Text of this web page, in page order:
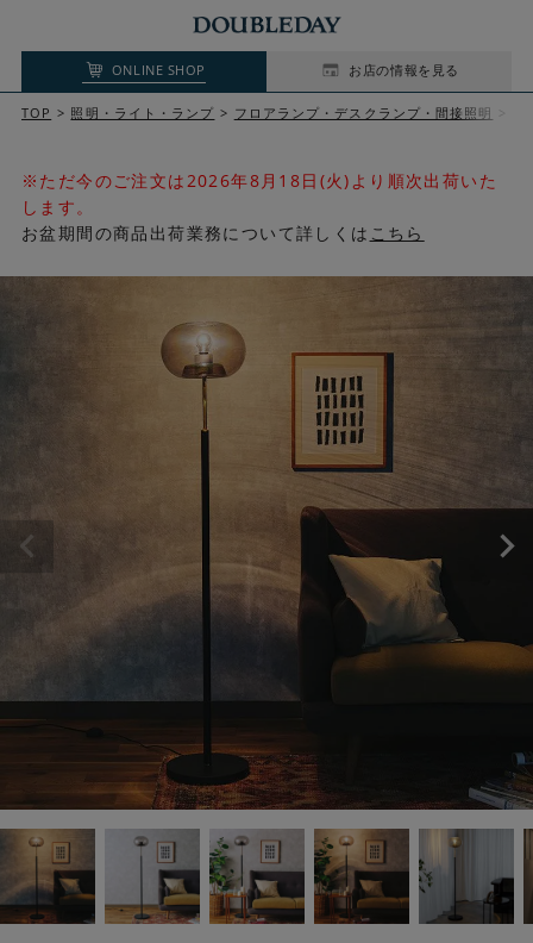
ONLINE SHOP お店の情報を見る
TOP 照明・ライト・ランプ フロアランプ・デスクランプ・間接照明
※ただ今のご注文は2026年8月18日(火)より順次出荷いた
します。
お盆期間の商品出荷業務について詳しくは こちら